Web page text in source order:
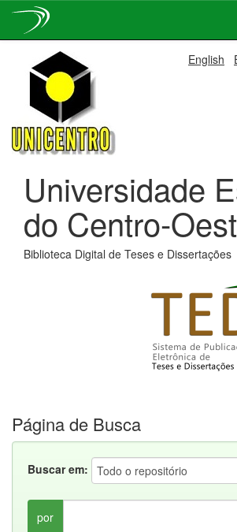
navigation
English
Universidade
do Centro-
Biblioteca Digital de Teses e Dissertações
Página de Busca
Buscar em:
por